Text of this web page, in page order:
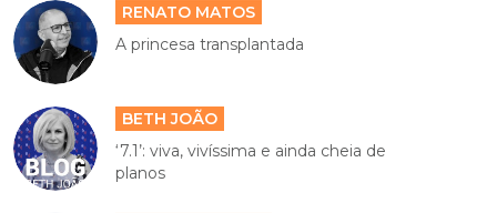
RENATO MATOS
A princesa transplantada
BETH JOÃO
‘7.1’: viva, vivíssima e ainda cheia de
planos